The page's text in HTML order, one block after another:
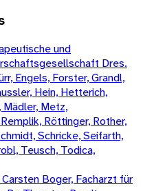
und
Dres.
Engels, Forster, Grandl,
Hein, Hetterich,
Mädler, Metz,
Röttinger, Rother,
Schricke, Seifarth,
Teusch, Todica,
Boger, Facharzt für